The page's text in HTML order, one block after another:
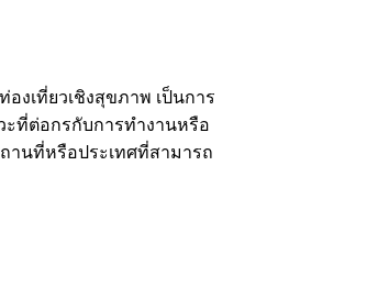
องเที่ยวเชิงสุขภาพ เป็นการ
ะที่ต่อกรกับการทำงานหรือ
านที่หรือประเทศที่สามารถ